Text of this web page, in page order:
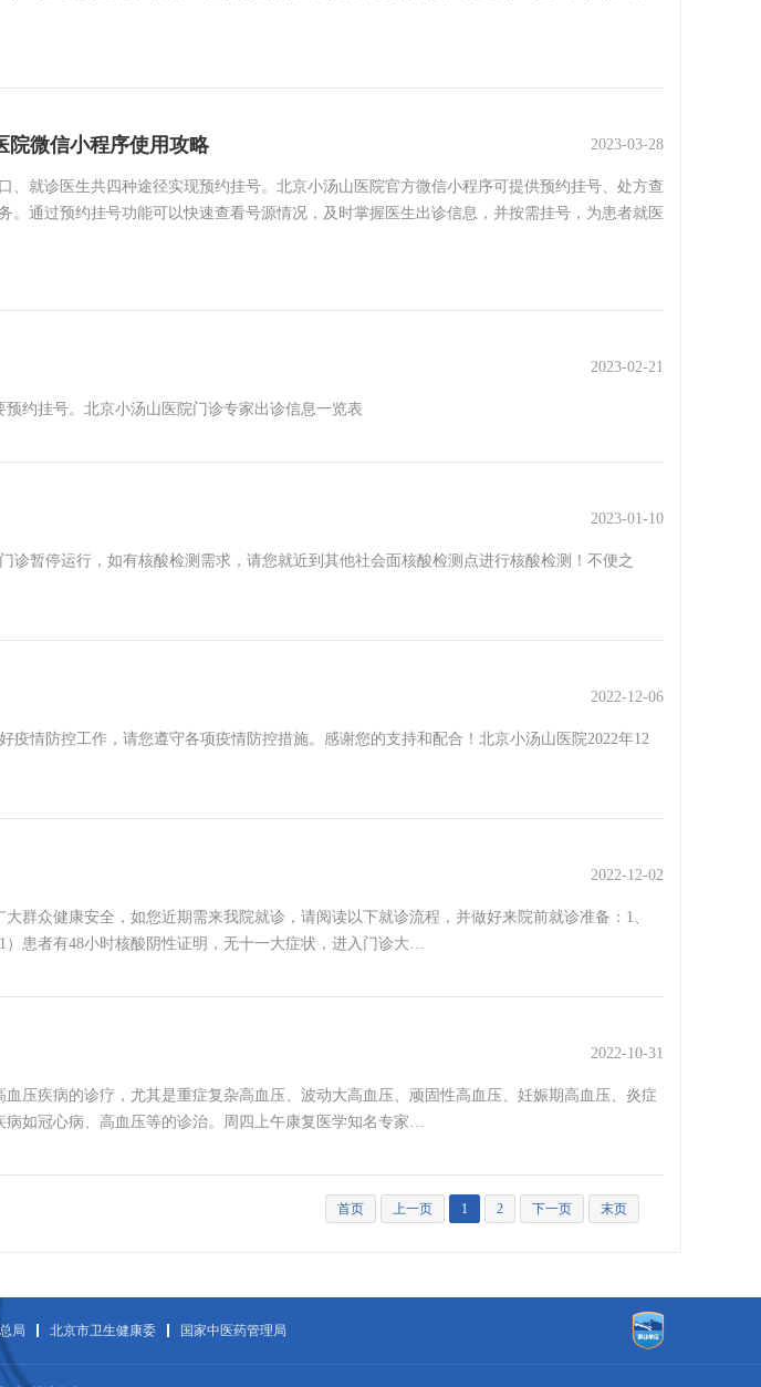
院微信小程序使用攻略 2023-03-28
、就诊医生共四种途径实现预约挂号。北京小汤山医院官方微信小程序可提供预约挂号、处方查
。通过预约挂号功能可以快速查看号源情况，及时掌握医生出诊信息，并按需挂号，为患者就医
2023-02-21
约挂号。北京小汤山医院门诊专家出诊信息一览表
2023-01-10
暂停运行，如有核酸检测需求，请您就近到其他社会面核酸检测点进行核酸检测！不便之
2022-12-06
情防控工作，请您遵守各项疫情防控措施。感谢您的支持和配合！北京小汤山医院2022年12
2022-12-02
群众健康安全，如您近期需来我院就诊，请阅读以下就诊流程，并做好来院前就诊准备：1、
患者有48小时核酸阴性证明，无十一大症状，进入门诊大…
2022-10-31
压疾病的诊疗，尤其是重症复杂高血压、波动大高血压、顽固性高血压、妊娠期高血压、炎症
如冠心病、高血压等的诊治。周四上午康复医学知名专家…
首页 上一页 1 2 下一页 末页
局 北京市卫生健康委 国家中医药管理局